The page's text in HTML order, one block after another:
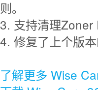
则。
3. 支持清理
4. 修复了上个版本
了解更多 Wise